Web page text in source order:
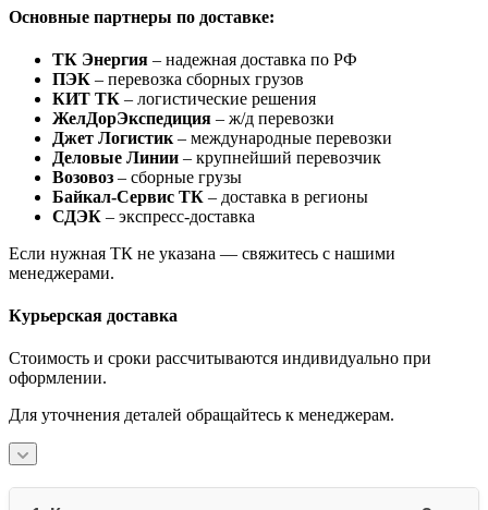
Основные партнеры по доставке:
ТК Энергия – надежная доставка по РФ
ПЭК – перевозка сборных грузов
КИТ ТК – логистические решения
ЖелДорЭкспедиция – ж/д перевозки
Джет Логистик – международные перевозки
Деловые Линии – крупнейший перевозчик
Возовоз – сборные грузы
Байкал-Сервис ТК – доставка в регионы
СДЭК – экспресс-доставка
Если нужная ТК не указана — свяжитесь с нашими
менеджерами.
Курьерская доставка
Стоимость и сроки рассчитываются индивидуально при
оформлении.
Для уточнения деталей обращайтесь к менеджерам.